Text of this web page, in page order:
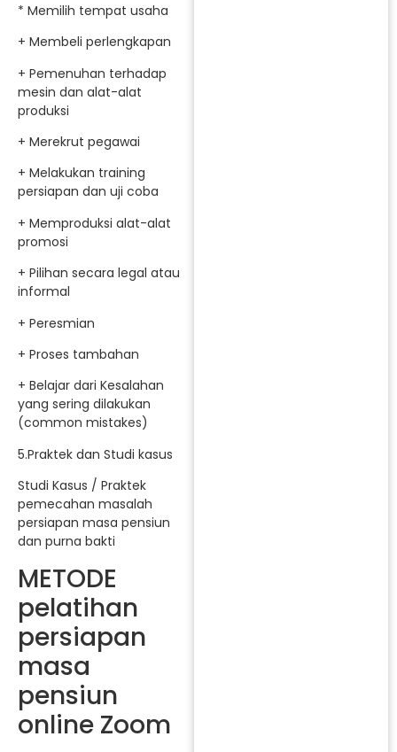
* Memilih tempat usaha
+ Membeli perlengkapan
+ Pemenuhan terhadap
mesin dan alat-alat
produksi
+ Merekrut pegawai
+ Melakukan training
persiapan dan uji coba
+ Memproduksi alat-alat
promosi
+ Pilihan secara legal atau
informal
+ Peresmian
+ Proses tambahan
+ Belajar dari Kesalahan
yang sering dilakukan
(common mistakes)
5.Praktek dan Studi kasus
Studi Kasus / Praktek
pemecahan masalah
persiapan masa pensiun
dan purna bakti
METODE
pelatihan
persiapan
masa
pensiun
online Zoom